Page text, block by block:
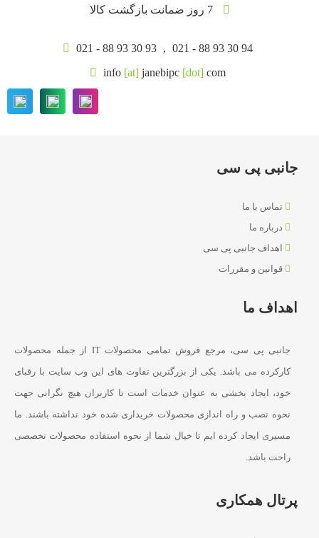
7 روز ضمانت بازگشت کالا
021 - 88 93 30 93 , 021 - 88 93 30 94
info [at] janebipc [dot] com
جانبی پی سی
تماس با ما
درباره ما
اهداف جانبی پی سی
قوانین و مقررات
اهداف ما
جانبی پی سی، مرجع فروش تمامی محصولات IT از جمله محصولات
کارکرده می باشد. یکی از بزرگترین تفاوت های این وب سایت با رقبای
خود، ایجاد بخشی به عنوان خدمات است تا کاربران هیچ نگرانی جهت
نحوه نصب و راه اندازی محصولات خریداری شده خود نداشته باشند. ما
مسیری ایجاد کرده ایم تا خیال شما از نحوه استفاده محصولات تخصصی
راحت باشد.
پرتال همکاری